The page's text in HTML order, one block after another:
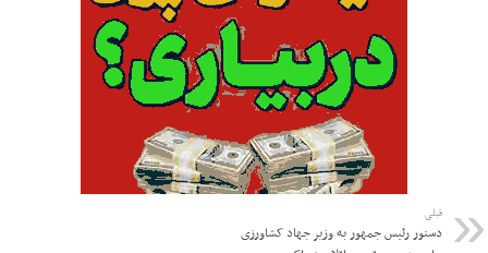
قبلی
دستور رئیس جمهور به وزیر جهاد کشاورزی